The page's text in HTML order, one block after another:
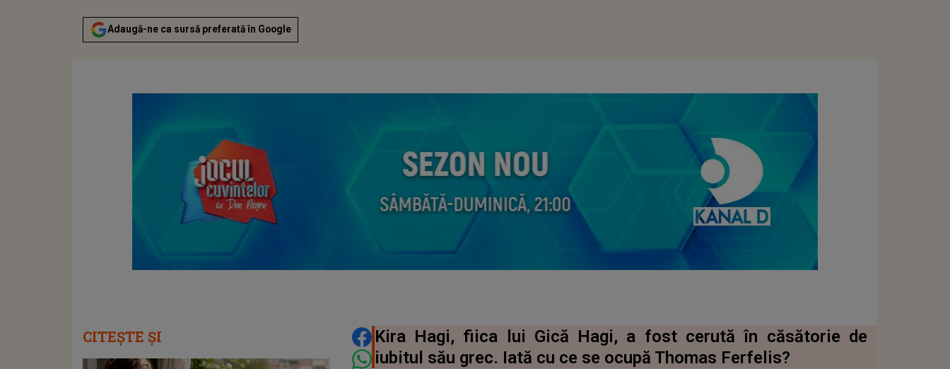
Adaugă-ne ca sursă preferată în Google
DISTRIBUIE ARTICOLUL
Kira Hagi, fiica lui Gică Hagi, a fost cerută în căsătorie de
iubitul său grec. Iată cu ce se ocupă Thomas Ferfelis?
CITEȘTE ȘI